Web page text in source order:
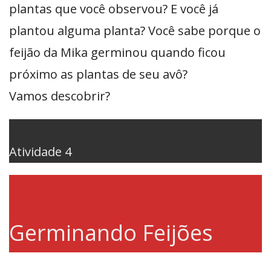
plantas que você observou? E você já
plantou alguma planta? Você sabe porque o
feijão da Mika germinou quando ficou
próximo as plantas de seu avô?
Vamos descobrir?
Atividade 4
Germinando Feijões